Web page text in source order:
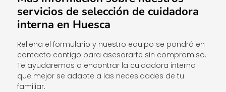
servicios de selección de cuidadora
interna en Huesca
Rellena el formulario y nuestro equipo se pondrá en
contacto contigo para asesorarte sin compromiso.
Te ayudaremos a encontrar la cuidadora interna
que mejor se adapte a las necesidades de tu
familiar.